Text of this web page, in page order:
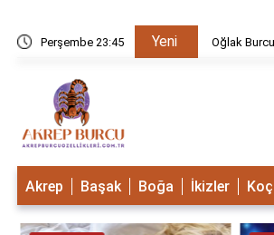
Perşembe 23:45 Yeni Oğlak
Akrep Başak Boğa İkizler Koç